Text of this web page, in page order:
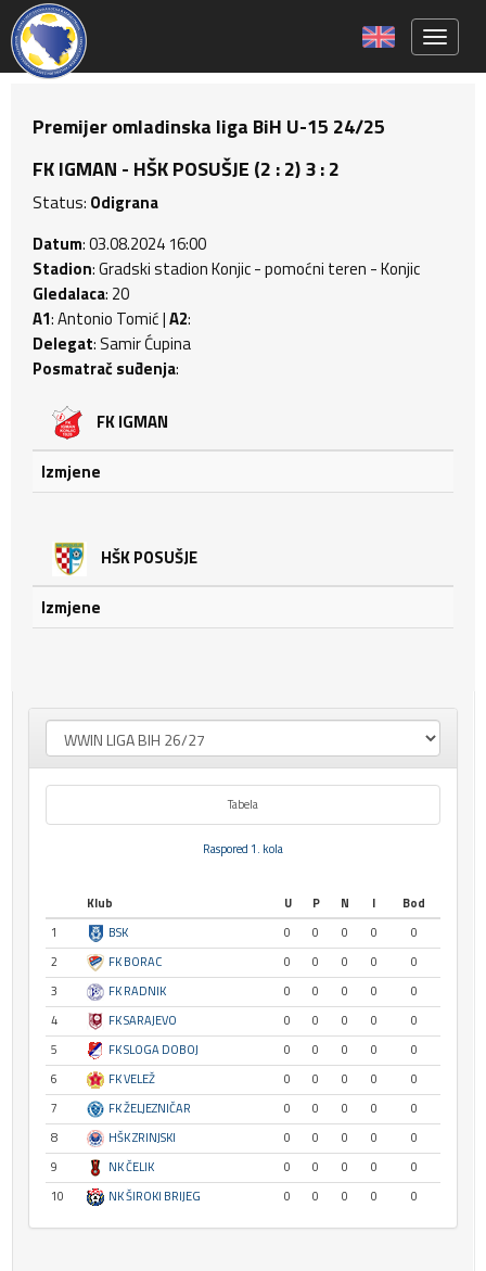
Premijer omladinska liga BiH U-15 24/25
FK IGMAN - HŠK POSUŠJE (2 : 2) 3 : 2
Status: Odigrana
Datum: 03.08.2024 16:00
Stadion: Gradski stadion Konjic - pomoćni teren - Konjic
Gledalaca: 20
A1: Antonio Tomić |A2:
Delegat: Samir Ćupina
Posmatrač suđenja:
FK IGMAN
Izmjene
HŠK POSUŠJE
Izmjene
Tabela
Raspored 1. kola
Klub U P N I
Bod
1
BSK 0 0 0 0
0
2
FK BORAC 0 0 0 0
0
3
FK RADNIK 0 0 0 0
0
4
FK SARAJEVO 0 0 0 0
0
5
FK SLOGA DOBOJ 0 0 0 0
0
6
FK VELEŽ 0 0 0 0
0
7
FK ŽELJEZNIČAR 0 0 0 0
0
8
HŠK ZRINJSKI 0 0 0 0
0
9
NK ČELIK 0 0 0 0
0
10
NK ŠIROKI BRIJEG 0 0 0 0 0